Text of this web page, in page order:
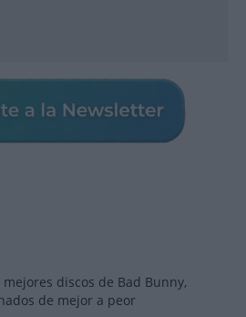
mejores discos de Bad Bunny,
de mejor a peor